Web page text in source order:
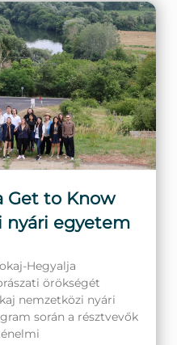
Get to Know
nyári egyetem
Hegyalja
örökségét
nemzetközi nyári
során a résztvevők